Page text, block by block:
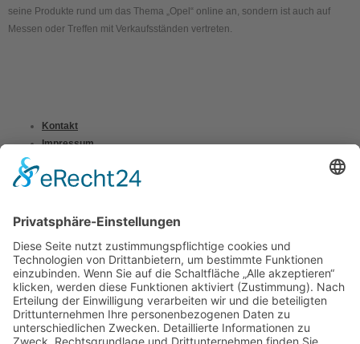
seine Produkte rund um das Thema „Opel“ online an, sondern ist auch auf
Messen oder Treffen mit Verkaufsständen vertreten.
Kontakt
Impressum
Mitgliederbereich
Umsetzung: DOUBLE-A-DESIGN